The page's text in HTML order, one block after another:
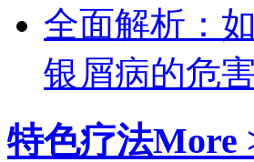
全面解析：
银屑病的危
特色疗法More